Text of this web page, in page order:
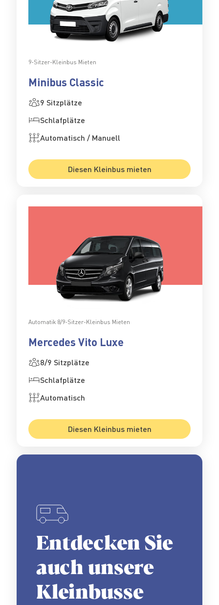
9-Sitzer-Kleinbus Mieten
Minibus Classic
9 Sitzplätze
Schlafplätze
Automatisch / Manuell
Diesen Kleinbus mieten
Automatik 8/9-Sitzer-Kleinbus Mieten
Mercedes Vito Luxe
8/9 Sitzplätze
Schlafplätze
Automatisch
Diesen Kleinbus mieten
Entdecken Sie
auch unsere
Kleinbusse